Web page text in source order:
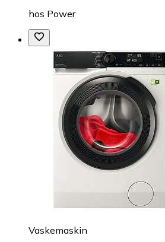
hos Power
Vaskemaskin